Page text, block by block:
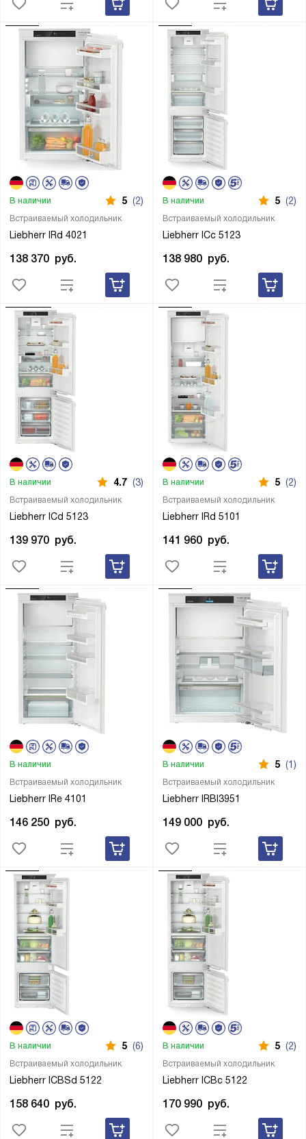
Встраиваемый холодильник
Liebherr IRd 4021
В наличии 5 (2)
138 370 руб.
Встраиваемый холодильник
Liebherr ICc 5123
В наличии 5 (2)
138 980 руб.
Встраиваемый холодильник
Liebherr ICd 5123
В наличии 4.7 (3)
139 970 руб.
Встраиваемый холодильник
Liebherr IRd 5101
В наличии 5 (2)
141 960 руб.
Встраиваемый холодильник
Liebherr IRe 4101
В наличии
146 250 руб.
Встраиваемый холодильник
Liebherr IRBI3951
В наличии 5 (1)
149 000 руб.
Встраиваемый холодильник
Liebherr ICBSd 5122
В наличии 5 (6)
158 640 руб.
Встраиваемый холодильник
Liebherr ICBc 5122
В наличии 5 (2)
170 990 руб.